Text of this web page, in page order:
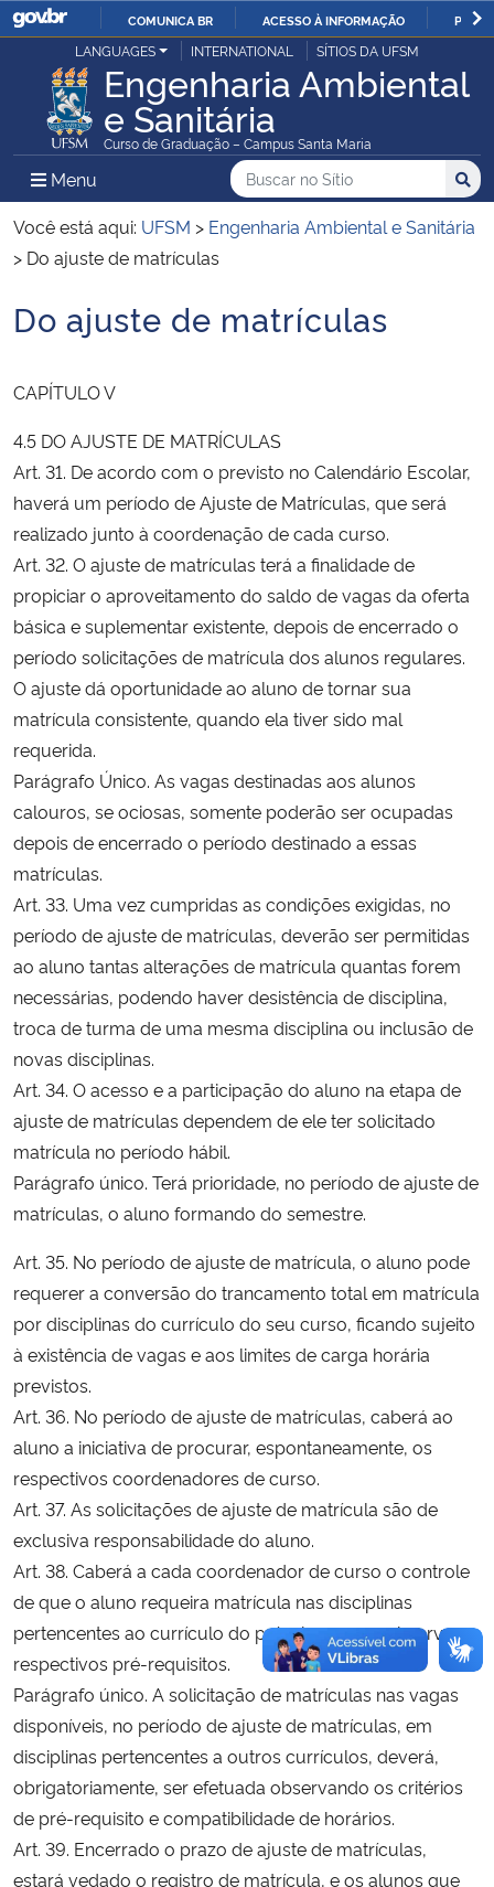
IR
PARA
O
CONTEÚDO
COMUNICA BR ACESSO À INFORMAÇÃO
Ministério da Justiça e Segurança Pública
Ministério da Defesa
Ministério das Relações Exteriores
Ministério da Infraestrutura
Ministério da Agricultura, Pecuária e Abastecimento
Ministério da Educação
Ministério da Cidadania
Ministério da Saúde
Ministério de Minas e Energia
Ministério da Ciência, Tecnologia, Inovações e Comunicações
Ministério do Meio Ambiente
Ministério do Turismo
Ministério do Desenvolvimento Regional
Ministério da Mulher, da Família e dos Direitos Humanos
Secretaria-Geral
Secretaria de Governo
Gabinete de Segurança Institucional
Advocacia-Geral da União
Banco Central do Brasil
Planalto
LANGUAGES INTERNATIONAL SÍTIOS DA UFSM
Engenharia Ambiental
e Sanitária
Curso de Graduação – Campus Santa Maria
Menu Menu Principal do Sítio
Busca
Buscar no no Sítio
Busca:
Você está aqui: UFSM > Engenharia Ambiental e Sanitária
> Do ajuste de matrículas
Início do conteúdo
Do ajuste de matrículas
CAPÍTULO V
4.5 DO AJUSTE DE MATRÍCULAS
Art. 31. De acordo com o previsto no Calendário Escolar,
haverá um período de Ajuste de Matrículas, que será
realizado junto à coordenação de cada curso.
Art. 32. O ajuste de matrículas terá a finalidade de
propiciar o aproveitamento do saldo de vagas da oferta
básica e suplementar existente, depois de encerrado o
período solicitações de matrícula dos alunos regulares.
O ajuste dá oportunidade ao aluno de tornar sua
matrícula consistente, quando ela tiver sido mal
requerida.
Parágrafo Único. As vagas destinadas aos alunos
calouros, se ociosas, somente poderão ser ocupadas
depois de encerrado o período destinado a essas
matrículas.
Art. 33. Uma vez cumpridas as condições exigidas, no
período de ajuste de matrículas, deverão ser permitidas
ao aluno tantas alterações de matrícula quantas forem
necessárias, podendo haver desistência de disciplina,
troca de turma de uma mesma disciplina ou inclusão de
novas disciplinas.
Art. 34. O acesso e a participação do aluno na etapa de
ajuste de matrículas dependem de ele ter solicitado
matrícula no período hábil.
Parágrafo único. Terá prioridade, no período de ajuste de
matrículas, o aluno formando do semestre.
Art. 35. No período de ajuste de matrícula, o aluno pode
requerer a conversão do trancamento total em matrícula
por disciplinas do currículo do seu curso, ficando sujeito
à existência de vagas e aos limites de carga horária
previstos.
Art. 36. No período de ajuste de matrículas, caberá ao
aluno a iniciativa de procurar, espontaneamente, os
respectivos coordenadores de curso.
Art. 37. As solicitações de ajuste de matrícula são de
exclusiva responsabilidade do aluno.
Art. 38. Caberá a cada coordenador de curso o controle
de que o aluno requeira matrícula nas disciplinas
pertencentes ao currículo do próprio curso e observe os
respectivos pré-requisitos.
Parágrafo único. A solicitação de matrículas nas vagas
disponíveis, no período de ajuste de matrículas, em
disciplinas pertencentes a outros currículos, deverá,
obrigatoriamente, ser efetuada observando os critérios
de pré-requisito e compatibilidade de horários.
Art. 39. Encerrado o prazo de ajuste de matrículas,
estará vedado o registro de matrícula, e os alunos que